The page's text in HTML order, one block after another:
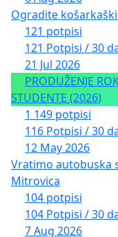
Ogradite
121 potpisi
121 Potpisi / 30
21 Jul 2026
PRODUŽENJE
STUDENTE (2026)
1 149 potpisi
116 Potpisi / 30
12 May 2026
Vratimo autobuska
Mitrovica
104 potpisi
104 Potpisi / 30
7 Aug 2026